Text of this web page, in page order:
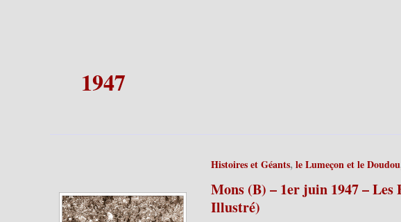
1947
Histoires et Géants,le Lumeçon et le Doudou
Mons (B) – 1er juin 1947 – Les
Illustré)